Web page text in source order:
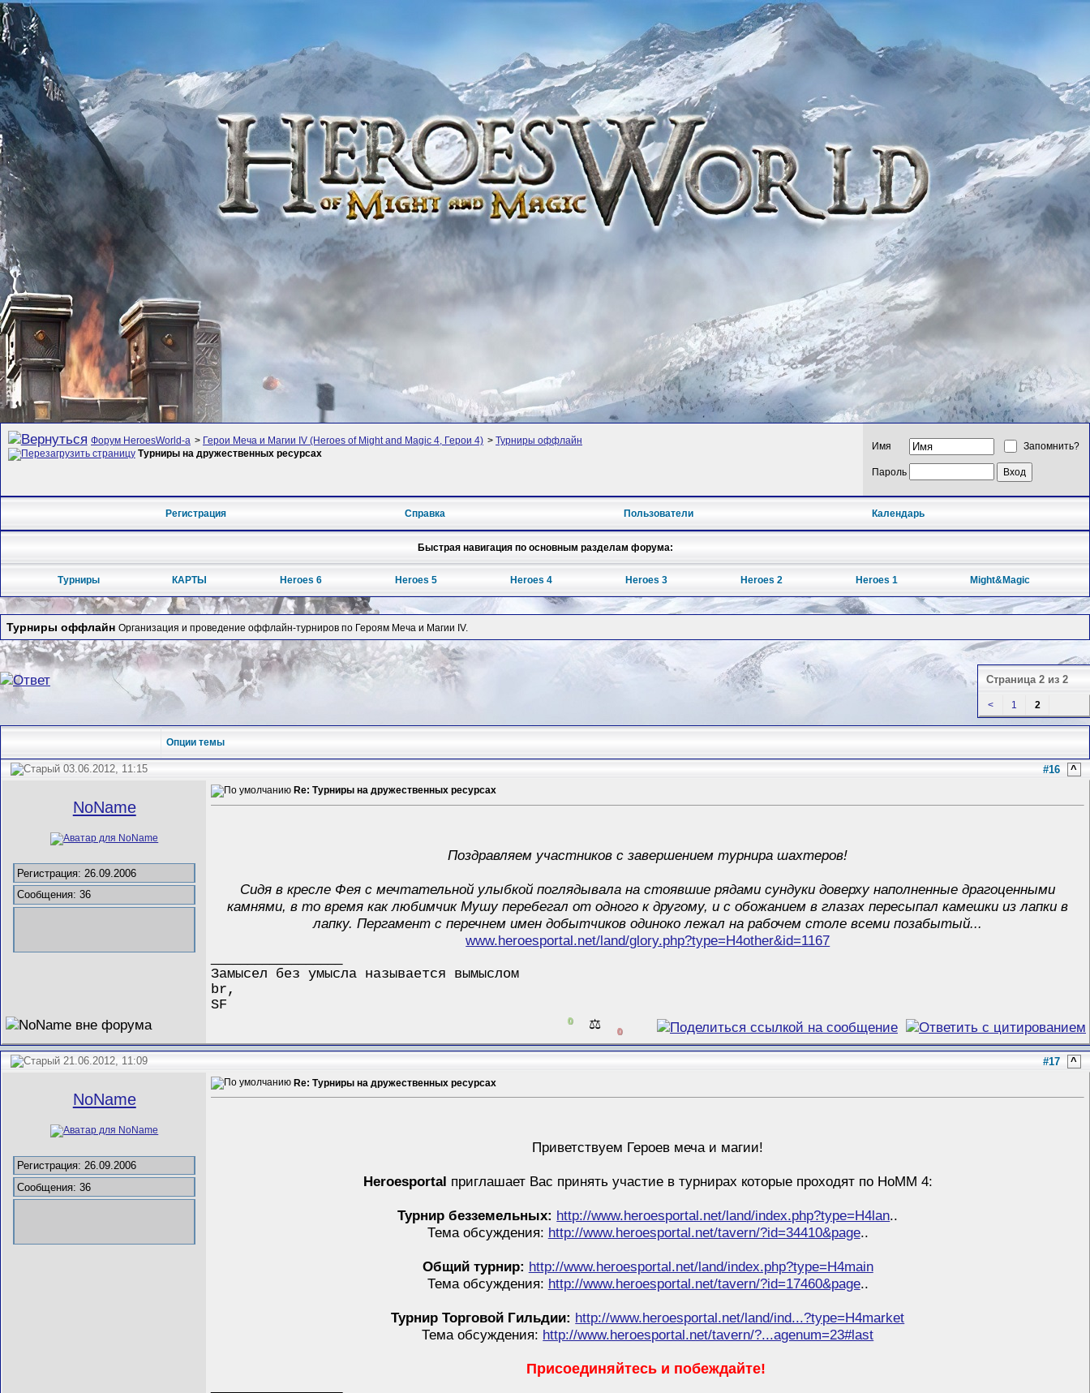
Форум HeroesWorld-а > Герои Меча и Магии IV (Heroes of Might and Magic 4, Герои 4) > Турниры оффлайн
Турниры на дружественных ресурсах
Имя Запомнить?
Пароль
Регистрация Справка Пользователи Календарь
Быстрая навигация по основным разделам форума:
Турниры КАРТЫ Heroes 6 Heroes 5 Heroes 4 Heroes 3 Heroes 2 Heroes 1 Might&Magic
Турниры оффлайн Организация и проведение оффлайн-турниров по Героям Меча и Магии IV.
Страница 2 из 2
< 1 2
Опции темы
03.06.2012, 11:15 #16 ^
NoName
Регистрация: 26.09.2006
Сообщения: 36
Re: Турниры на дружественных ресурсах
Поздравляем участников с завершением турнира шахтеров!
Сидя в кресле Фея с мечтательной улыбкой поглядывала на стоявшие рядами сундуки доверху наполненные драгоценными
камнями, в то время как любимчик Мушу перебегал от одного к другому, и с обожанием в глазах пересыпал камешки из лапки в
лапку. Пергамент с перечнем имен добытчиков одиноко лежал на рабочем столе всеми позабытый...
www.heroesportal.net/land/glory.php?type=H4other&id=1167
Замысел без умысла называется вымыслом
br,
SF
0 ⚖️ 0
21.06.2012, 11:09 #17 ^
NoName
Регистрация: 26.09.2006
Сообщения: 36
Re: Турниры на дружественных ресурсах
Приветствуем Героев меча и магии!
Heroesportal приглашает Вас принять участие в турнирах которые проходят по HoMM 4:
Турнир безземельных: http://www.heroesportal.net/land/index.php?type=H4lan..
Тема обсуждения: http://www.heroesportal.net/tavern/?id=34410&page..
Общий турнир: http://www.heroesportal.net/land/index.php?type=H4main
Тема обсуждения: http://www.heroesportal.net/tavern/?id=17460&page..
Турнир Торговой Гильдии: http://www.heroesportal.net/land/ind...?type=H4market
Тема обсуждения: http://www.heroesportal.net/tavern/?...agenum=23#last
Присоединяйтесь и побеждайте!